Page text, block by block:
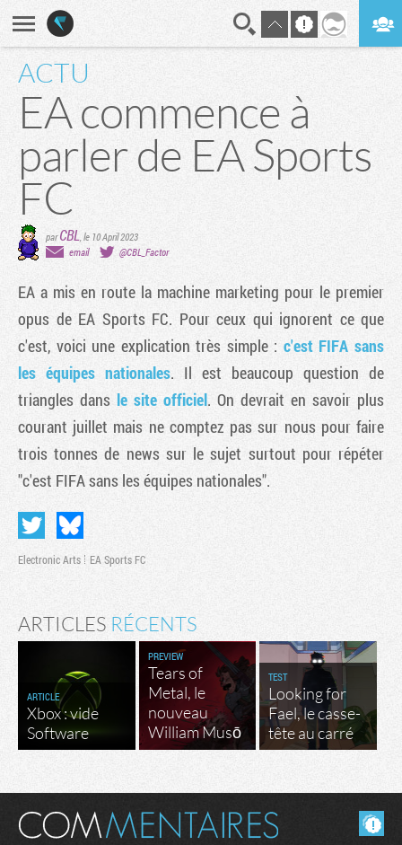
ACTU
EA commence à
parler de EA Sports
FC
parCBL le 10 April 2023
email
@CBL_Factor
EA a mis en route la machine marketing pour le premier
opus de EA Sports FC. Pour ceux qui ignorent ce que
c'est, voici une explication très simple : c'est FIFA sans
les équipes nationales. Il est beaucoup question de
triangles dans le site officiel. On devrait en savoir plus
courant juillet mais ne comptez pas sur nous pour faire
trois tonnes de news sur le sujet surtout pour répéter
"c'est FIFA sans les équipes nationales".
Electronic Arts EA Sports FC
ARTICLES RÉCENTS
ARTICLE
Xbox : vide
Software
PREVIEW
Tears of
Metal, le
nouveau
William Musō
TEST
Looking for
Fael, le casse-
tête au carré
Masquer les commentaires lus.
Tribune